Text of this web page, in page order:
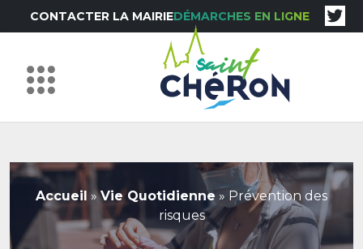
CONTACTER LA MAIRIEDÉMARCHES EN LIGNE
Accueil »Vie Quotidienne » Prévention des
risques